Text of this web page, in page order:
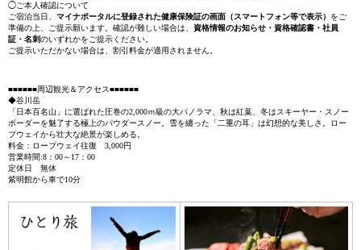
◯ご本人確認について
ご宿泊当日、 マイナポータルに登録された健康保険証の画面（スマートフォン等で表示） をご
準備の上、ご提示願います。確認が難しい場合は、 資格情報のお知らせ・資格確認書・社員
証・名刺のいずれかをご提示ください。
ご提示いただかない場合は、割引料金が適用されません。
■■■■■■周辺観光＆アクセス■■■■■■
◆谷川岳
「日本百名山」に選ばれた圧巻の2,000ｍ級の大パノラマ、秋は紅葉、冬はスキーヤー・スノー
ボーダーを魅了する極上のパウダースノー。雪を纏った「二重の耳」は幻想的な美しさ。ロー
プウェイから壮大な絶景が楽しめる。
料金：ロープウェイ往復 3,000円
営業時間:8：00～17：00
定休日 無休
紫明館から車で10分